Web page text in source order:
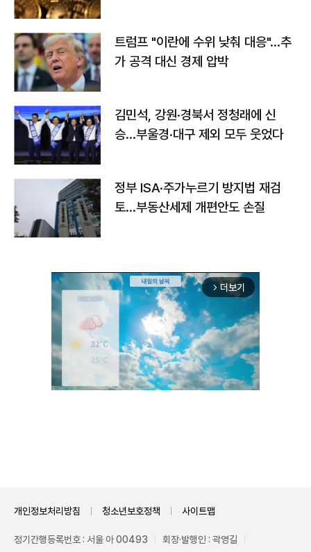
트럼프 "이란에 수위 낮춰 대응"…추
가 공격 대신 경제 압박
김민석, 강원·경북서 정청래에 신
승…부울경·대구 제외 모두 웃었다
정부 ISA·주가누르기 방지법 재검
토…부동산세제 개편안도 손질
arrow_forward_ios 더보기
개인정보처리방침 청소년보호정책 사이트맵
정기간행등록번호 : 서울 아 00493 회장·발행인 : 곽영길